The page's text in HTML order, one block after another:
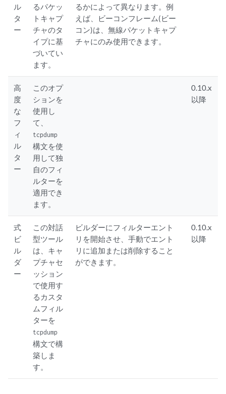
ル
タ
ー
るパケッ
トキャプ
チャのタ
イプに基
づいてい
ます。
るかによって異なります。例
えば、ビーコンフレーム(ビー
コン)は、無線パケットキャプ
チャにのみ使用できます。
高
度
な
フ
ィ
ル
タ
ー
このオプ
ションを
使用し
て、
tcpdump
構文を使
用して独
自のフィ
ルターを
適用でき
ます。
0.10.x
以降
式
ビ
ル
ダ
ー
この対話
型ツール
は、キャ
プチャセ
ッション
で使用す
るカスタ
ムフィル
ターを
tcpdump
構文で構
築しま
す。
ビルダーにフィルターエント
リを開始させ、手動でエント
リに追加または削除すること
ができます。
0.10.x
以降